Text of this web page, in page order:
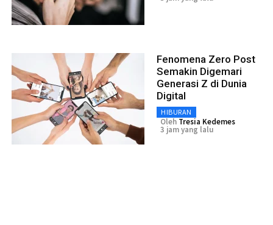
Fenomena Zero Post
Semakin Digemari
Generasi Z di Dunia
Digital
HIBURAN
Oleh Tresia Kedemes
3 jam yang lalu